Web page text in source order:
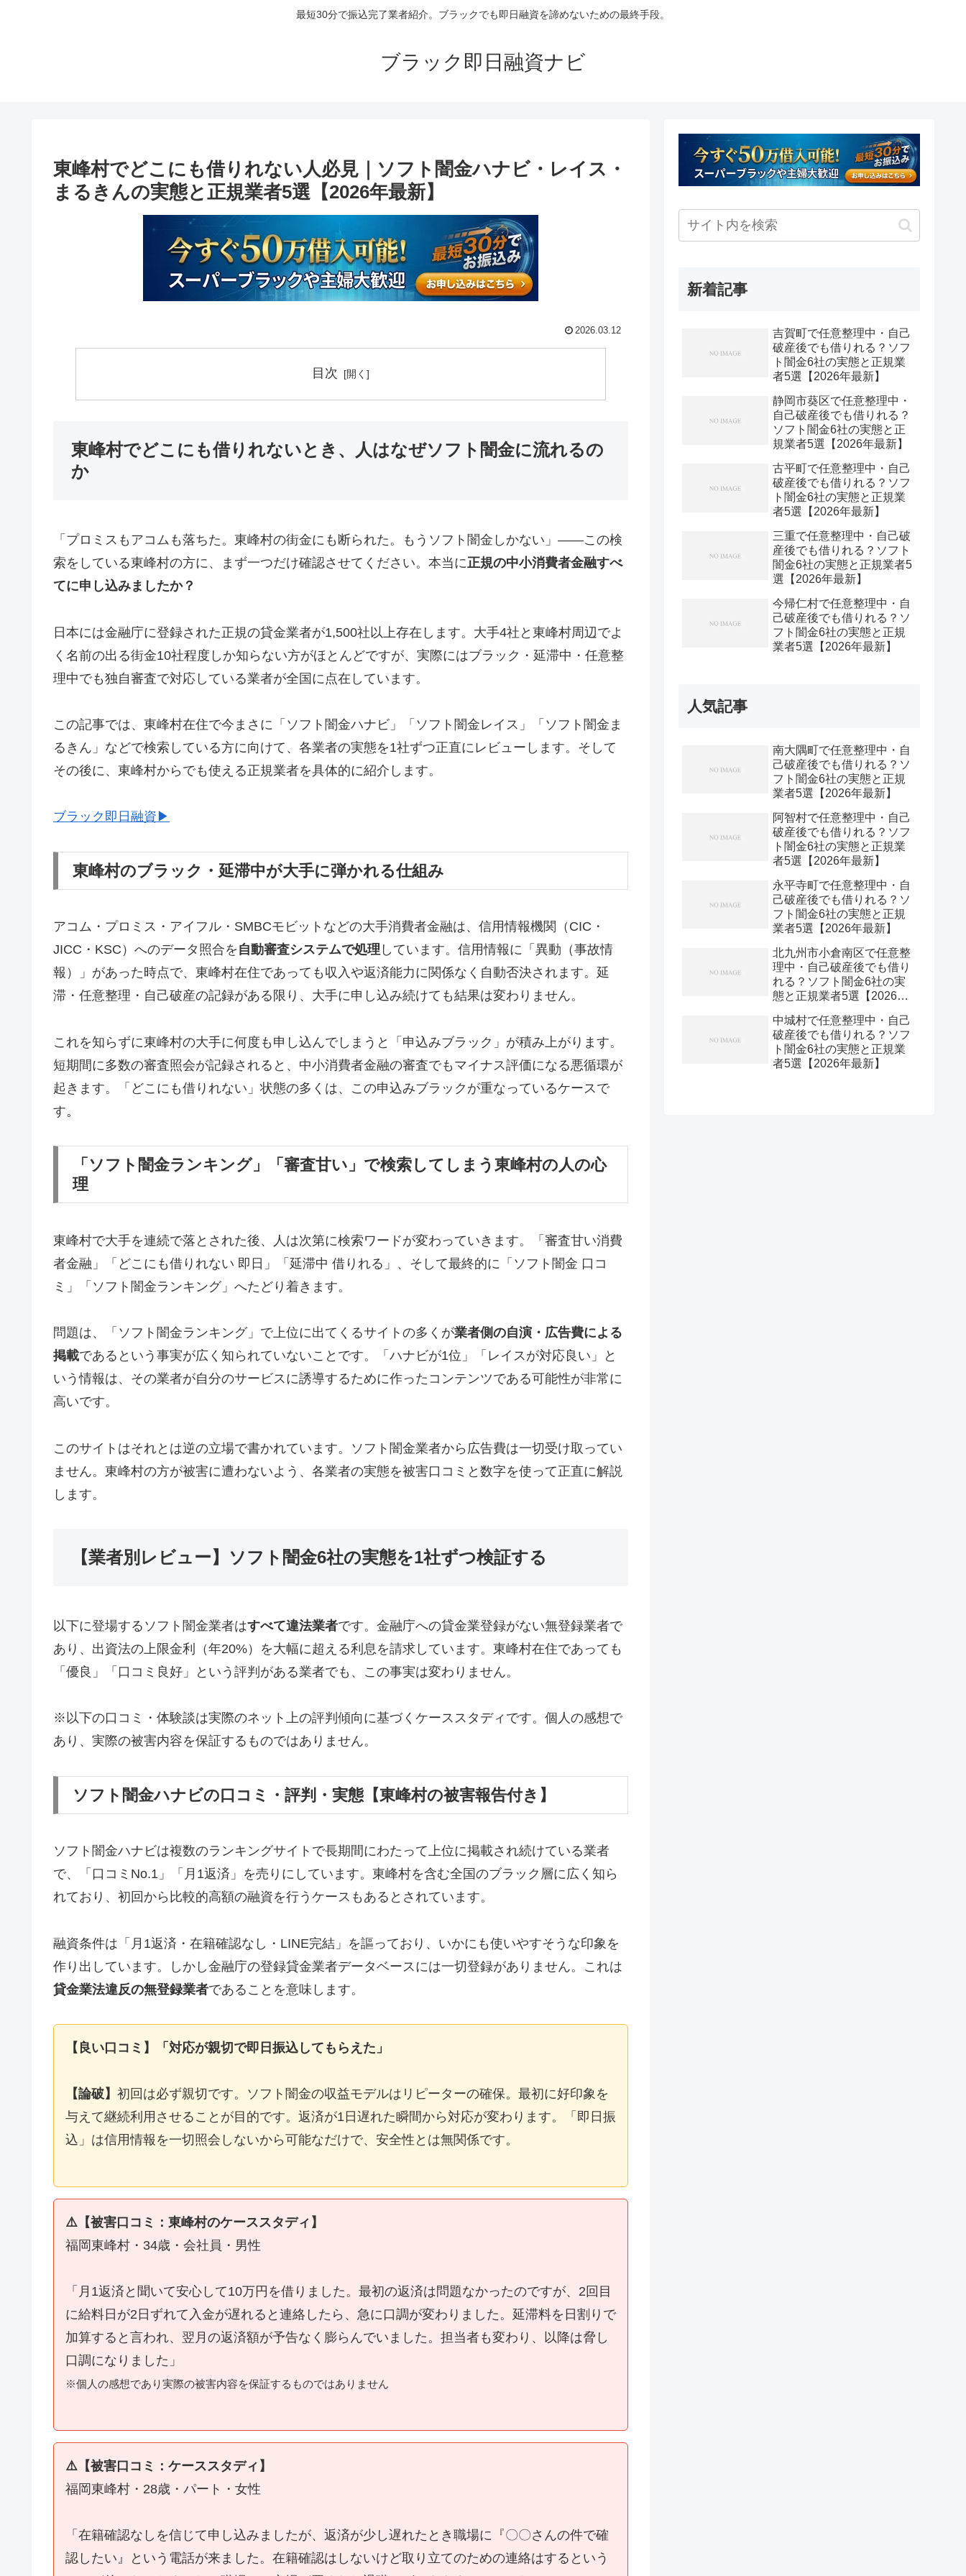
最短30分で振込完了業者紹介。ブラックでも即日融資を諦めないための最終手段。
ブラック即日融資ナビ
東峰村でどこにも借りれない人必見｜ソフト闇金ハナビ・レイス・
まるきんの実態と正規業者5選【2026年最新】
2026.03.12
目次
東峰村でどこにも借りれないとき、人はなぜソフト闇金に流れるの
か
「プロミスもアコムも落ちた。東峰村の街金にも断られた。もうソフト闇金しかない」——この検
索をしている東峰村の方に、まず一つだけ確認させてください。本当に正規の中小消費者金融すべ
てに申し込みましたか？
日本には金融庁に登録された正規の貸金業者が1,500社以上存在します。大手4社と東峰村周辺でよ
く名前の出る街金10社程度しか知らない方がほとんどですが、実際にはブラック・延滞中・任意整
理中でも独自審査で対応している業者が全国に点在しています。
この記事では、東峰村在住で今まさに「ソフト闇金ハナビ」「ソフト闇金レイス」「ソフト闇金ま
るきん」などで検索している方に向けて、各業者の実態を1社ずつ正直にレビューします。そして
その後に、東峰村からでも使える正規業者を具体的に紹介します。
ブラック即日融資▶
東峰村のブラック・延滞中が大手に弾かれる仕組み
アコム・プロミス・アイフル・SMBCモビットなどの大手消費者金融は、信用情報機関（CIC・
JICC・KSC）へのデータ照合を 自動審査システムで処理 しています。信用情報に「異動（事故情
報）」があった時点で、東峰村在住であっても収入や返済能力に関係なく自動否決されます。延
滞・任意整理・自己破産の記録がある限り、大手に申し込み続けても結果は変わりません。
これを知らずに東峰村の大手に何度も申し込んでしまうと「申込みブラック」が積み上がります。
短期間に多数の審査照会が記録されると、中小消費者金融の審査でもマイナス評価になる悪循環が
起きます。「どこにも借りれない」状態の多くは、この申込みブラックが重なっているケースで
す。
「ソフト闇金ランキング」「審査甘い」で検索してしまう東峰村の人の心
理
東峰村で大手を連続で落とされた後、人は次第に検索ワードが変わっていきます。「審査甘い消費
者金融」「どこにも借りれない 即日」「延滞中 借りれる」、そして最終的に「ソフト闇金 口コ
ミ」「ソフト闇金ランキング」へたどり着きます。
問題は、「ソフト闇金ランキング」で上位に出てくるサイトの多くが業者側の自演・広告費による
掲載であるという事実が広く知られていないことです。「ハナビが1位」「レイスが対応良い」と
いう情報は、その業者が自分のサービスに誘導するために作ったコンテンツである可能性が非常に
高いです。
このサイトはそれとは逆の立場で書かれています。ソフト闇金業者から広告費は一切受け取ってい
ません。東峰村の方が被害に遭わないよう、各業者の実態を被害口コミと数字を使って正直に解説
します。
【業者別レビュー】ソフト闇金6社の実態を1社ずつ検証する
以下に登場するソフト闇金業者はすべて違法業者です。金融庁への貸金業登録がない無登録業者で
あり、出資法の上限金利（年20%）を大幅に超える利息を請求しています。東峰村在住であっても
「優良」「口コミ良好」という評判がある業者でも、この事実は変わりません。
※以下の口コミ・体験談は実際のネット上の評判傾向に基づくケーススタディです。個人の感想で
あり、実際の被害内容を保証するものではありません。
ソフト闇金ハナビの口コミ・評判・実態【東峰村の被害報告付き】
ソフト闇金ハナビは複数のランキングサイトで長期間にわたって上位に掲載され続けている業者
で、「口コミNo.1」「月1返済」を売りにしています。東峰村を含む全国のブラック層に広く知ら
れており、初回から比較的高額の融資を行うケースもあるとされています。
融資条件は「月1返済・在籍確認なし・LINE完結」を謳っており、いかにも使いやすそうな印象を
作り出しています。しかし金融庁の登録貸金業者データベースには一切登録がありません。これは
貸金業法違反の無登録業者であることを意味します。
【良い口コミ】「対応が親切で即日振込してもらえた」
【論破】 初回は必ず親切です。ソフト闇金の収益モデルはリピーターの確保。最初に好印象を
与えて継続利用させることが目的です。返済が1日遅れた瞬間から対応が変わります。「即日振
込」は信用情報を一切照会しないから可能なだけで、安全性とは無関係です。
⚠️【被害口コミ：東峰村のケーススタディ】
福岡東峰村・34歳・会社員・男性
「月1返済と聞いて安心して10万円を借りました。最初の返済は問題なかったのですが、2回目
に給料日が2日ずれて入金が遅れると連絡したら、急に口調が変わりました。延滞料を日割りで
加算すると言われ、翌月の返済額が予告なく膨らんでいました。担当者も変わり、以降は脅し
口調になりました」
※個人の感想であり実際の被害内容を保証するものではありません
⚠️【被害口コミ：ケーススタディ】
福岡東峰村・28歳・パート・女性
「在籍確認なしを信じて申し込みましたが、返済が少し遅れたとき職場に『〇〇さんの件で確
認したい』という電話が来ました。在籍確認はしないけど取り立てのための連絡はするという
新着記事
吉賀町で任意整理中・自己
破産後でも借りれる？ソフ
ト闇金6社の実態と正規業
者5選【2026年最新】
静岡市葵区で任意整理中・
自己破産後でも借りれる？
ソフト闇金6社の実態と正
規業者5選【2026年最新】
古平町で任意整理中・自己
破産後でも借りれる？ソフ
ト闇金6社の実態と正規業
者5選【2026年最新】
三重で任意整理中・自己破
産後でも借りれる？ソフト
闇金6社の実態と正規業者5
選【2026年最新】
今帰仁村で任意整理中・自
己破産後でも借りれる？ソ
フト闇金6社の実態と正規
業者5選【2026年最新】
人気記事
南大隅町で任意整理中・自
己破産後でも借りれる？ソ
フト闇金6社の実態と正規
業者5選【2026年最新】
阿智村で任意整理中・自己
破産後でも借りれる？ソフ
ト闇金6社の実態と正規業
者5選【2026年最新】
永平寺町で任意整理中・自
己破産後でも借りれる？ソ
フト闇金6社の実態と正規
業者5選【2026年最新】
北九州市小倉南区で任意整
理中・自己破産後でも借り
れる？ソフト闇金6社の実
態と正規業者5選【2026年
中城村で任意整理中・自己
破産後でも借りれる？ソフ
ト闇金6社の実態と正規業
者5選【2026年最新】